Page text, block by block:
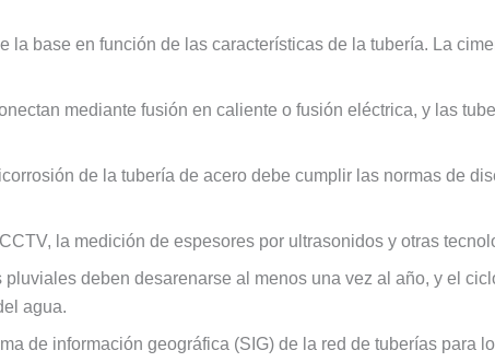
la base en función de las características de la tubería. La
mediante fusión en caliente o fusión eléctrica, y las
de la tubería de acero debe cumplir las normas de
la medición de espesores por ultrasonidos y otras
deben desarenarse al menos una vez al año, y el
agua.
de información geográfica (SIG) de la red de tuberías para